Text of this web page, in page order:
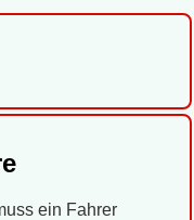
ein Fahrer